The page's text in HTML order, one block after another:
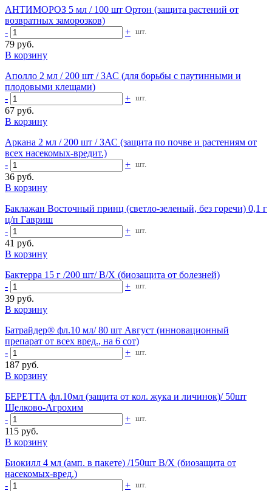
АНТИМОРОЗ 5 мл / 100 шт Ортон (защита растений от
возвратных заморозков)
-
+ шт.
79 руб.
В корзину
Аполло 2 мл / 200 шт / ЗАС (для борьбы с паутинными и
плодовыми клещами)
-
+ шт.
67 руб.
В корзину
Аркана 2 мл / 200 шт / ЗАС (защита по почве и растениям от
всех насекомых-вредит.)
-
+ шт.
36 руб.
В корзину
Баклажан Восточный принц (светло-зеленый, без горечи) 0,1 г
ц/п Гавриш
-
+ шт.
41 руб.
В корзину
Бактерра 15 г /200 шт/ В/Х (биозащита от болезней)
-
+ шт.
39 руб.
В корзину
Батрайдер® фл.10 мл/ 80 шт Август (инновационный
препарат от всех вред., на 6 сот)
-
+ шт.
187 руб.
В корзину
БЕРЕТТА фл.10мл (защита от кол. жука и личинок)/ 50шт
Щелково-Агрохим
-
+ шт.
115 руб.
В корзину
Биокилл 4 мл (амп. в пакете) /150шт В/Х (биозащита от
насекомых-вред.)
-
+ шт.